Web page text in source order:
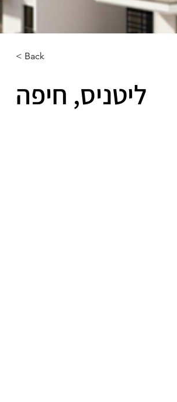
< Back
ליטניס, חיפה